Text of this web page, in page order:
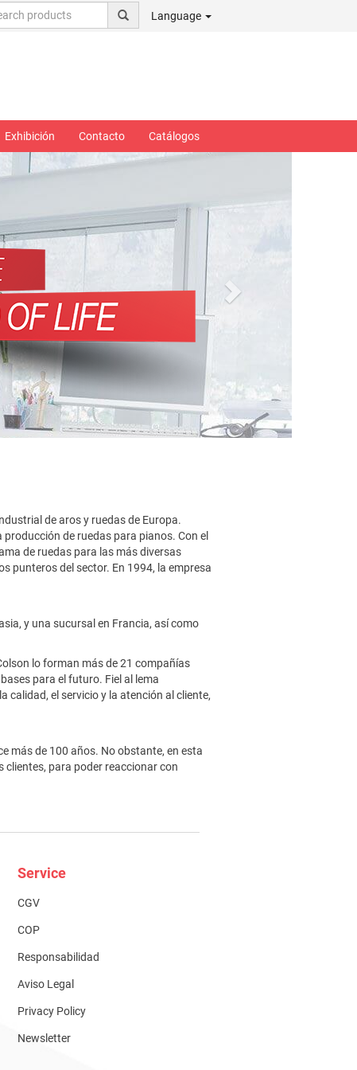
Language
Exhibición Contacto Catálogos
de aros y ruedas de Europa.
de ruedas para pianos. Con el
de ruedas para las más diversas
punteros del sector. En 1994, la empresa
y una sucursal en Francia, así como
lo forman más de 21 compañías
para el futuro. Fiel al lema
calidad, el servicio y la atención al cliente,
más de 100 años. No obstante, en esta
para poder reaccionar con
Service
CGV
COP
Responsabilidad
Aviso Legal
Privacy Policy
Newsletter